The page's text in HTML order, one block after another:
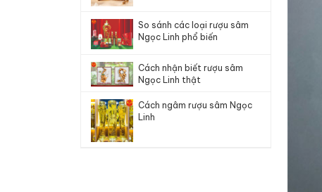
So sánh các loại rượu sâm
Ngọc Linh phổ biến
Cách nhận biết rượu sâm
Ngọc Linh thật
Cách ngâm rượu sâm Ngọc
Linh